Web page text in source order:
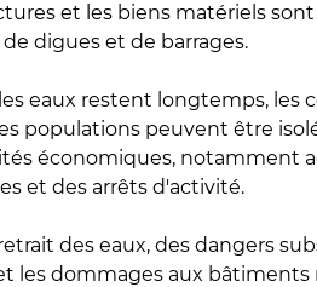
et les biens matériels
digues et de barrages.
eaux restent longtemps, les
populations peuvent être
économiques, notamment
et des arrêts d'activité.
des eaux, des dangers
les dommages aux